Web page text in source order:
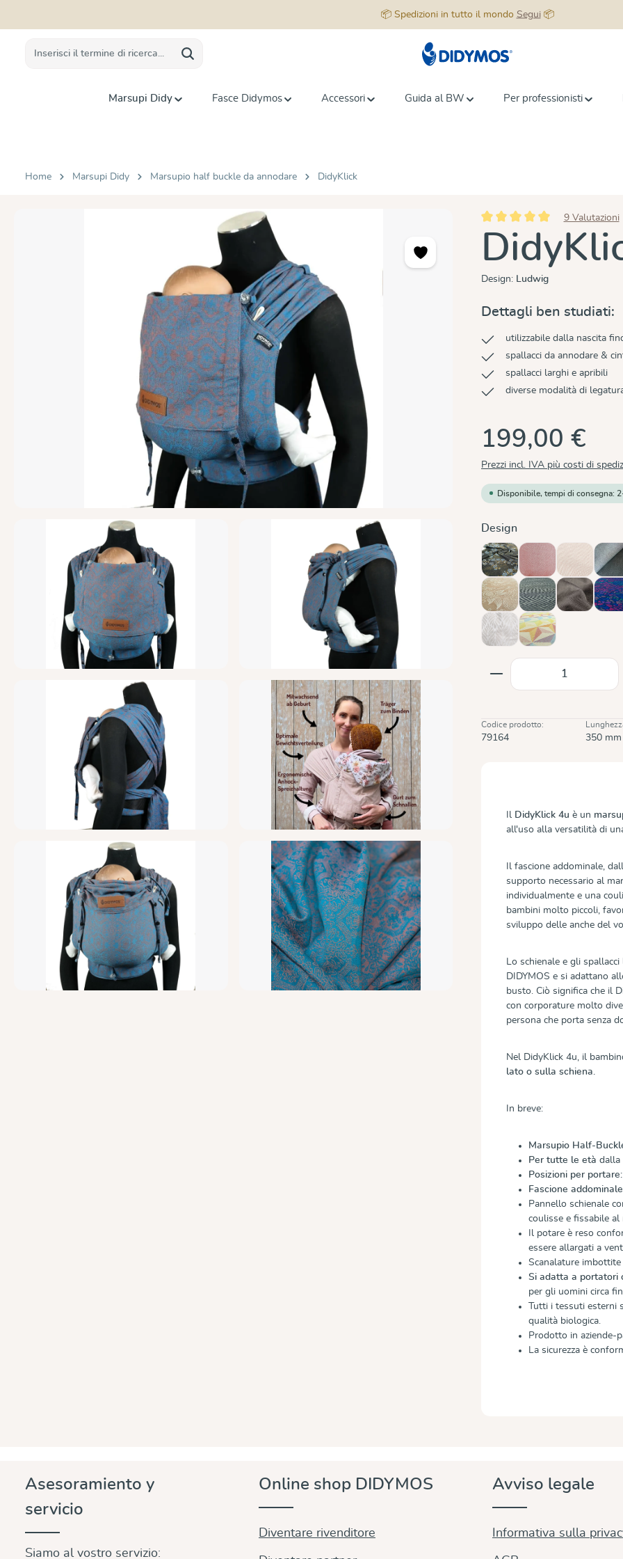
📦 Spedizioni in tutto il mondo Segui📦
Marsupi Didy Fasce Didymos Accessori Guida al BW Per professionisti
Home Marsupi Didy Marsupio half buckle da annodare DidyKlick
Valutazione media di 5 su 5 stelle
9 Valutazioni
Design: Ludwig
Dettagli ben studiati:
utilizzabile dalla nascita
spallacci da annodare &
spallacci larghi e apribili
diverse modalità di
199,00 €
Prezzi incl. IVA più costi di
Disponibile, tempi di consegna:
Seleziona
Design
Blue Blossom
Chili Cinnamon
(Questa
Magic Forest Almond
Metro Monochrom
Mocca
Trias Creme Linen
(Questa opzione non è al
Zephyr
Quantità del
Codice prodotto:
79164 350 mm
Il DidyKlick 4u è un
all'uso alla versatilità di
Il fascione addominale,
supporto necessario al
individualmente e una
bambini molto piccoli,
sviluppo delle anche del
Lo schienale e gli
DIDYMOS e si adattano
busto. Ciò significa che il
con corporature molto
persona che porta senza
Nel DidyKlick 4u, il
lato o sulla schiena.
In breve:
Marsupio Half-
Per tutte le età dalla
Posizioni per portare:
Fascione
Pannello schienale
coulisse e fissabile
Il potare è reso
essere allargati a
Scanalature
Si adatta a portatori
per gli uomini circa
Tutti i tessuti esterni
qualità biologica.
Prodotto in aziende-
La sicurezza è
Asesoramiento y
servicio
Siamo al vostro servizio:
Online shop DIDYMOS
Diventare rivenditore
Avviso legale
Informativa sulla